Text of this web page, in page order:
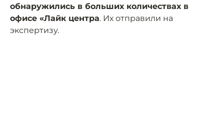
обнаружились в больших количествах в
офисе «Лайк центра. Их отправили на
экспертизу.